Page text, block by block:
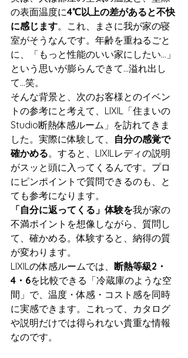
の表面温度に4℃以上の差があると不快
に感じます。これ、まさに我が家の寝
室がそうなんです。年齢を重ねるごと
に、「もっと性能のいい家にしたい…」
という思いが膨らんできて…溢れ出し
て…笑。
そんな背景と、次のお客様とのイベン
トの参考にと考えて、LIXIL「住まいの
Studio断熱体感ルーム」を訪れてきま
した。実際に体験して、 自分の感覚で
確かめる。すると、LIXILレディの説明
がスッと頭に入ってくるんです。プロ
にピンポイントで質問できるのも、と
ても参考になります。
「自分に返ってくる」体験を我が家の
不満ポイントを想像しながら、質問し
て、確かめる。体験すると、納得の質
が変わります。
LIXILの体感ルームでは、 断熱等級2・
4・6を比較できる「冷蔵庫のような空
間」で、温度・体感・コスト感を同時
に実感できます。これって、カタログ
や説明だけでは得られない貴重な情報
なのです。